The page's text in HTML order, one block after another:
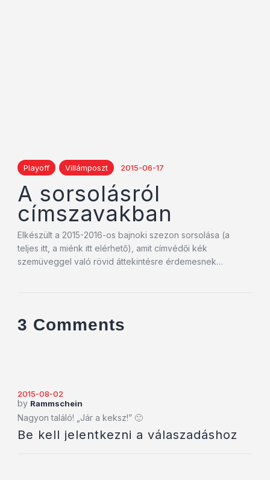
Playoff Villámposzt 2015-06-17
A sorsolásról
címszavakban
Elkészült a 2015-2016-os bajnoki szezon sorsolása (a
teljes itt, a miénk itt elérhető), amit címvédői kék
szemüveggel való rövid áttekintésre érdemesnek…
3 Comments
2015-08-02
by Rammschein
Nagyon találó! „Jár a keksz!” 🙂
Be kell jelentkezni a válaszadáshoz